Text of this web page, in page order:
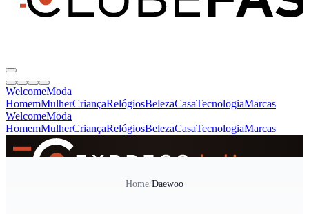
WelcomeModa
HomemMulherCriançaRelógiosBelezaCasaTecnologiaMarcas
WelcomeModa
HomemMulherCriançaRelógiosBelezaCasaTecnologiaMarcas
Home/Daewoo